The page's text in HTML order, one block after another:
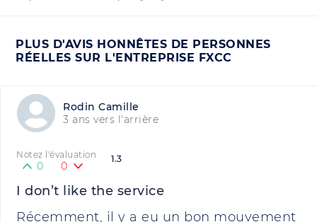
PLUS D'AVIS HONNÊTES DE PERSONNES
RÉELLES SUR L'ENTREPRISE FXCC
Rodin Camille
3 ans vers l'arrière
1.3
Notez l'évaluation
0 0
I don’t like the service
Récemment, il y a eu un bon mouvement